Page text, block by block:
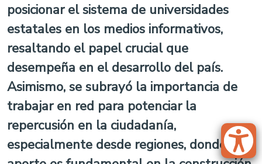
posicionar el sistema de universidades
estatales en los medios informativos,
resaltando el papel crucial que
desempeña en el desarrollo del país.
Asimismo, se subrayó la importancia de
trabajar en red para potenciar la
repercusión en la ciudadanía,
especialmente desde regiones, donde su